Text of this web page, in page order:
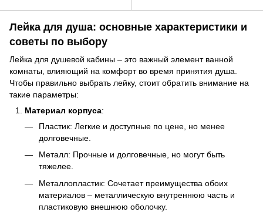
Лейка для душа: основные характеристики и
советы по выбору
Лейка для душевой кабины – это важный элемент ванной
комнаты, влияющий на комфорт во время принятия душа.
Чтобы правильно выбрать лейку, стоит обратить внимание на
такие параметры:
Материал корпуса:
Пластик: Легкие и доступные по цене, но менее
долговечные.
Металл: Прочные и долговечные, но могут быть
тяжелее.
Металлопластик: Сочетает преимущества обоих
материалов – металлическую внутреннюю часть и
пластиковую внешнюю оболочку.